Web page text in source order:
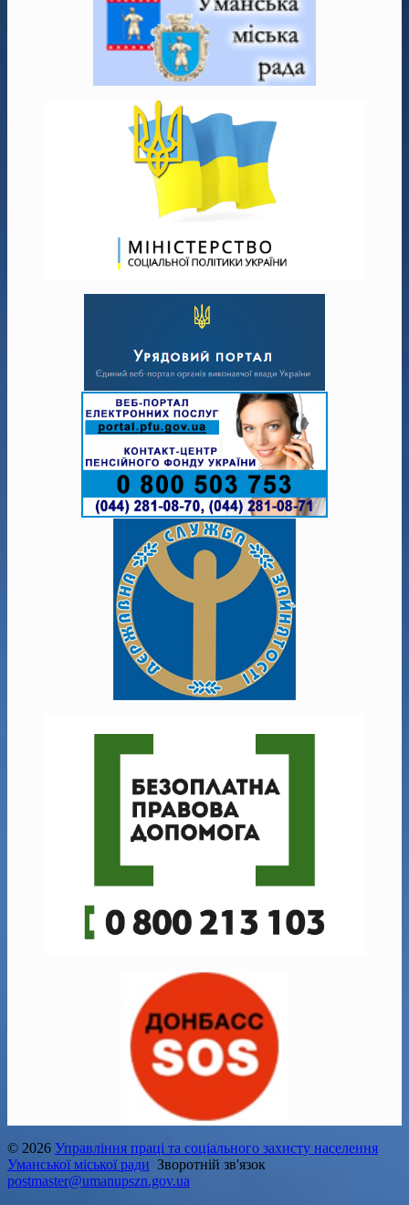
© 2026 Управління праці та соціального захисту населення
Уманської міської ради Зворотній зв'язок
postmaster@umanupszn.gov.ua